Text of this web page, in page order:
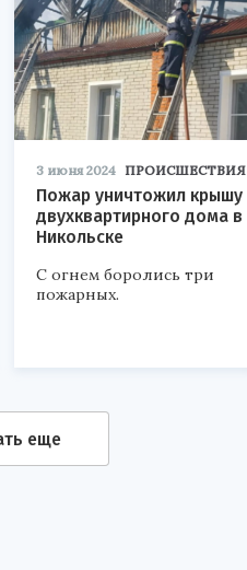
3 июня 2024 ПРОИСШЕСТВИЯ
Пожар уничтожил крышу
двухквартирного дома в
Никольске
С огнем боролись три
пожарных.
еще